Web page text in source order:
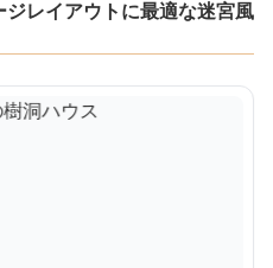
レイアウトに最適な迷宮風